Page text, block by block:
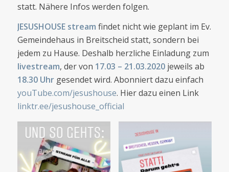
statt. Nähere Infos werden folgen.
JESUSHOUSE stream findet nicht wie geplant im Ev.
Gemeindehaus in Breitscheid statt, sondern bei
jedem zu Hause. Deshalb herzliche Einladung zum
livestream, der von 17.03 – 21.03.2020jeweils ab
18.30 Uhrgesendet wird. Abonniert dazu einfach
youTube.com/jesushouse. Hier dazu einen Link
linktr.ee/jesushouse_official